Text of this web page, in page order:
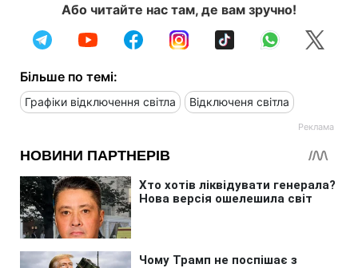
Або читайте нас там, де вам зручно!
Більше по темі:
Графіки відключення світла Відключеня світла